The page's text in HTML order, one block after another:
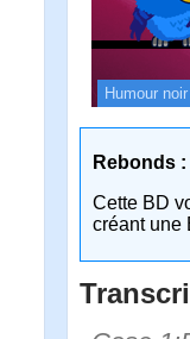
Humour noir
Rebonds :
Cette BD
créant une